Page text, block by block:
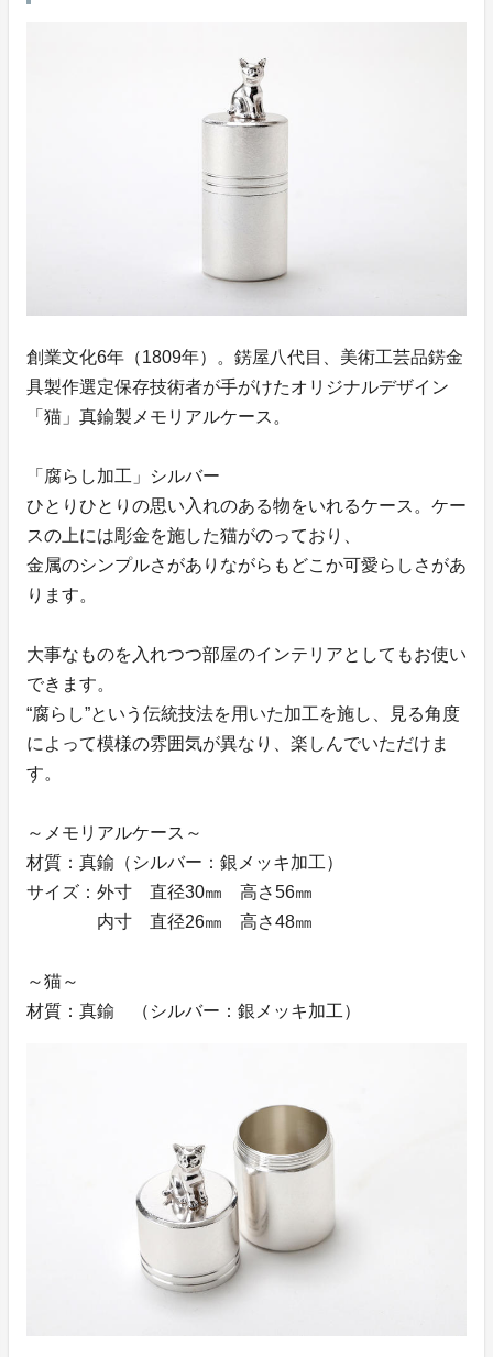
創業文化6年（1809年）。錺屋八代目、美術工芸品錺金
具製作選定保存技術者が手がけたオリジナルデザイン
「猫」真鍮製メモリアルケース。
「腐らし加工」シルバー
ひとりひとりの思い入れのある物をいれるケース。ケー
スの上には彫金を施した猫がのっており、
金属のシンプルさがありながらもどこか可愛らしさがあ
ります。
大事なものを入れつつ部屋のインテリアとしてもお使い
できます。
“腐らし”という伝統技法を用いた加工を施し、見る角度
によって模様の雰囲気が異なり、楽しんでいただけま
す。
～メモリアルケース～
材質：真鍮（シルバー：銀メッキ加工）
サイズ：外寸 直径30㎜ 高さ56㎜
内寸 直径26㎜ 高さ48㎜
～猫～
材質：真鍮 （シルバー：銀メッキ加工）